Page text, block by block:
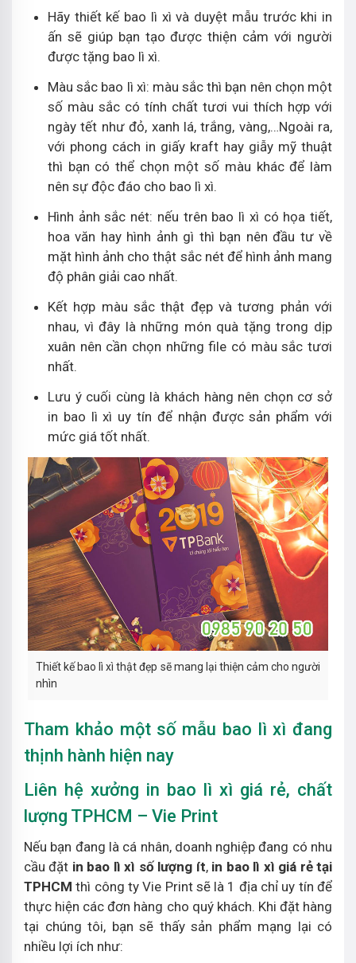
Hãy thiết kế bao lì xì và duyệt mẫu trước khi in
ấn sẽ giúp bạn tạo được thiện cảm với người
được tặng bao lì xì.
Màu sắc bao lì xì: màu sắc thì bạn nên chọn một
số màu sắc có tính chất tươi vui thích hợp với
ngày tết như đỏ, xanh lá, trắng, vàng,…Ngoài ra,
với phong cách in giấy kraft hay giẫy mỹ thuật
thì bạn có thể chọn một số màu khác để làm
nên sự độc đáo cho bao lì xì.
Hình ảnh sắc nét: nếu trên bao lì xì có họa tiết,
hoa văn hay hình ảnh gì thì bạn nên đầu tư về
mặt hình ảnh cho thật sắc nét để hình ảnh mang
độ phân giải cao nhất.
Kết hợp màu sắc thật đẹp và tương phản với
nhau, vì đây là những món quà tặng trong dịp
xuân nên cần chọn những file có màu sắc tươi
nhất.
Lưu ý cuối cùng là khách hàng nên chọn cơ sở
in bao lì xì uy tín để nhận được sản phẩm với
mức giá tốt nhất.
Thiết kế bao lì xì thật đẹp sẽ mang lại thiện cảm cho người
nhìn
Tham khảo một số mẫu bao lì xì đang
thịnh hành hiện nay
Liên hệ xưởng in bao lì xì giá rẻ, chất
lượng TPHCM – Vie Print
Nếu bạn đang là cá nhân, doanh nghiệp đang có nhu
cầu đặt in bao lì xì số lượng ít, in bao lì xì giá rẻ tại
TPHCM thì công ty Vie Print sẽ là 1 địa chỉ uy tín để
thực hiện các đơn hàng cho quý khách. Khi đặt hàng
tại chúng tôi, bạn sẽ thấy sản phẩm mạng lại có
nhiều lợi ích như: